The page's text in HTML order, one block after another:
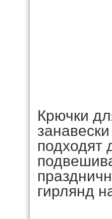
Крючки
подходят
гирлянд